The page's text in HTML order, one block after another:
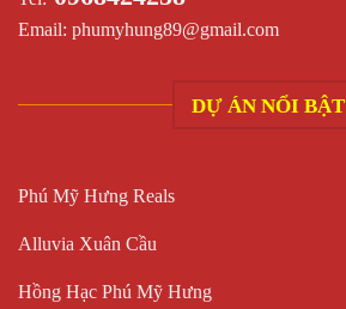
Email: phumyhung89@gmail.com
DỰ ÁN NỔI BẬT
Phú Mỹ Hưng Reals
Alluvia Xuân Cầu
Hồng Hạc Phú Mỹ Hưng